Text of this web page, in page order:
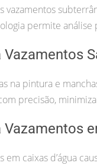
vazamentos
permite
Vazamentos
na pintura e
precisão,
Vazamentos
em caixas d’água